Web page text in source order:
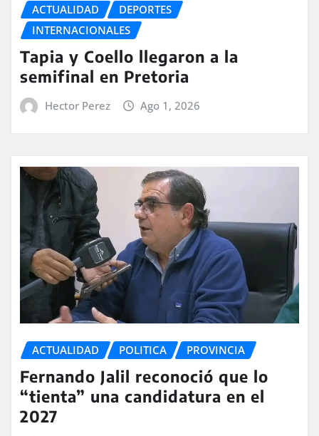
ACTUALIDAD
DEPORTES
INTERNACIONALES
Tapia y Coello llegaron a la
semifinal en Pretoria
Hector Perez Ago 1, 2026
ACTUALIDAD POLITICA PROVINCIA
Fernando Jalil reconoció que lo
“tienta” una candidatura en el
2027